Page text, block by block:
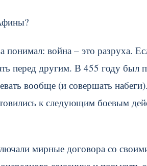
война – это разруха.
перед другим. В 455 году
вообще (и совершать
к следующим боевым
мирные договора со